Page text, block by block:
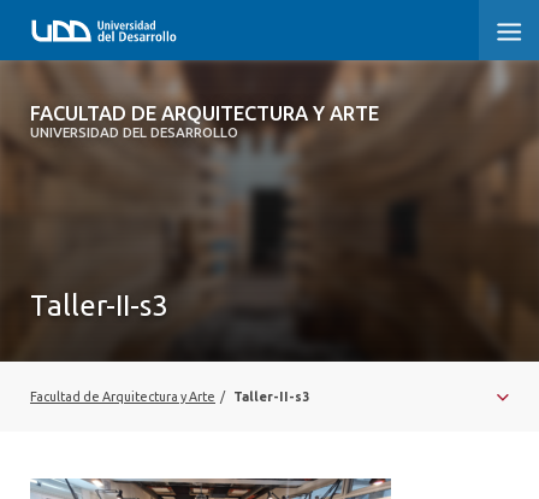
FACULTAD DE ARQUITECTURA Y ARTE
UNIVERSIDAD DEL DESARROLLO
FACULTAD DE ARQUITECTURA Y ARTE
VINCULACIÓN CON EL MEDIO
Taller-II-s3
Facultad de Arquitectura y Arte / Taller-II-s3